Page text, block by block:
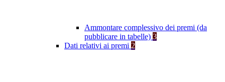
Ammontare complessivo dei premi (da
pubblicare in tabelle) 3
Dati relativi ai premi 2